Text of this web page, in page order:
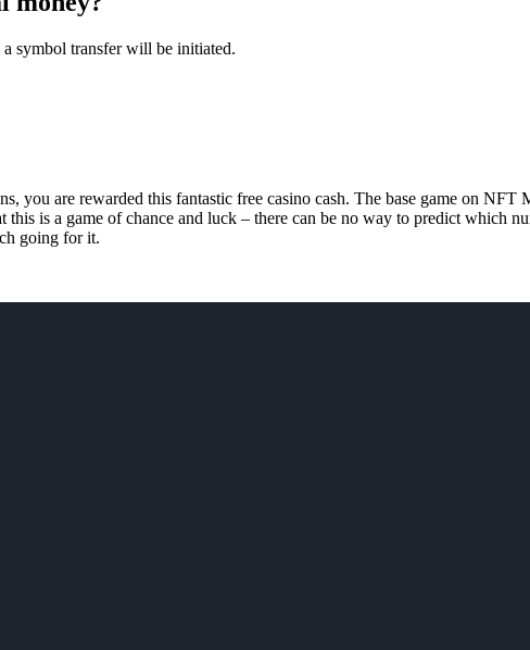
symbol transfer will be initiated.
you are rewarded this fantastic free casino cash. The base game on NFT
is a game of chance and luck – there can be no way to predict which
going for it.